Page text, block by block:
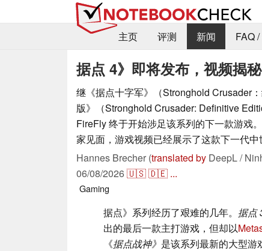
主页
评测 新闻 FAQ
据点 4》即将发布，视频揭
继《据点十字军》（Stronghold Crusader
版》（Stronghold Crusader: Definitive
FireFly 终于开始涉足该系列的下一款游戏
家见面，游戏视频已经展示了这款下一代中
Hannes Brecher (translated by DeepL /
06/08/2026🇺🇸🇩🇪 ...
Gaming
据点》系列经历了艰难的几年。 据点
出的最后一款主打游戏，但却以
《据点战神》 是该系列最新的大型游